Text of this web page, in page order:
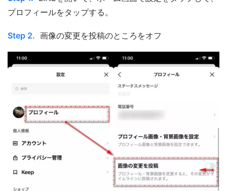
プロフィールをタップする。
Step 2. 画像の変更を投稿のところをオフ